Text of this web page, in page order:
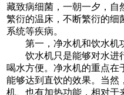
藏致病细菌，一朝一夕，自
繁衍的温床，不断繁衍的细
系统等疾病。
第一，净水机和饮水机功
饮水机只是能够对水进
喝水方便。净水机的重点在
能够达到直饮的效果。当然
机、也有加热功能，相对于